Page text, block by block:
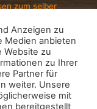
zum selber
Anzeigen zu
Medien anbieten
Website zu
zu Ihrer
Partner für
weiter. Unsere
mit
bereitgestellt